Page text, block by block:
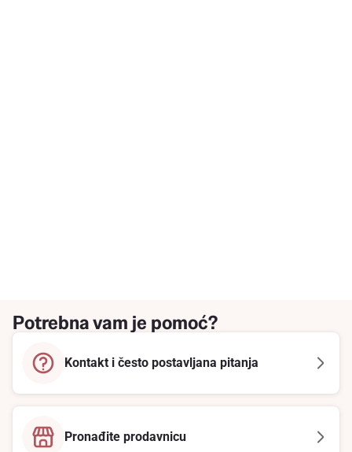
Potrebna vam je pomoć?
Kontakt i često postavljana pitanja
Pronađite prodavnicu